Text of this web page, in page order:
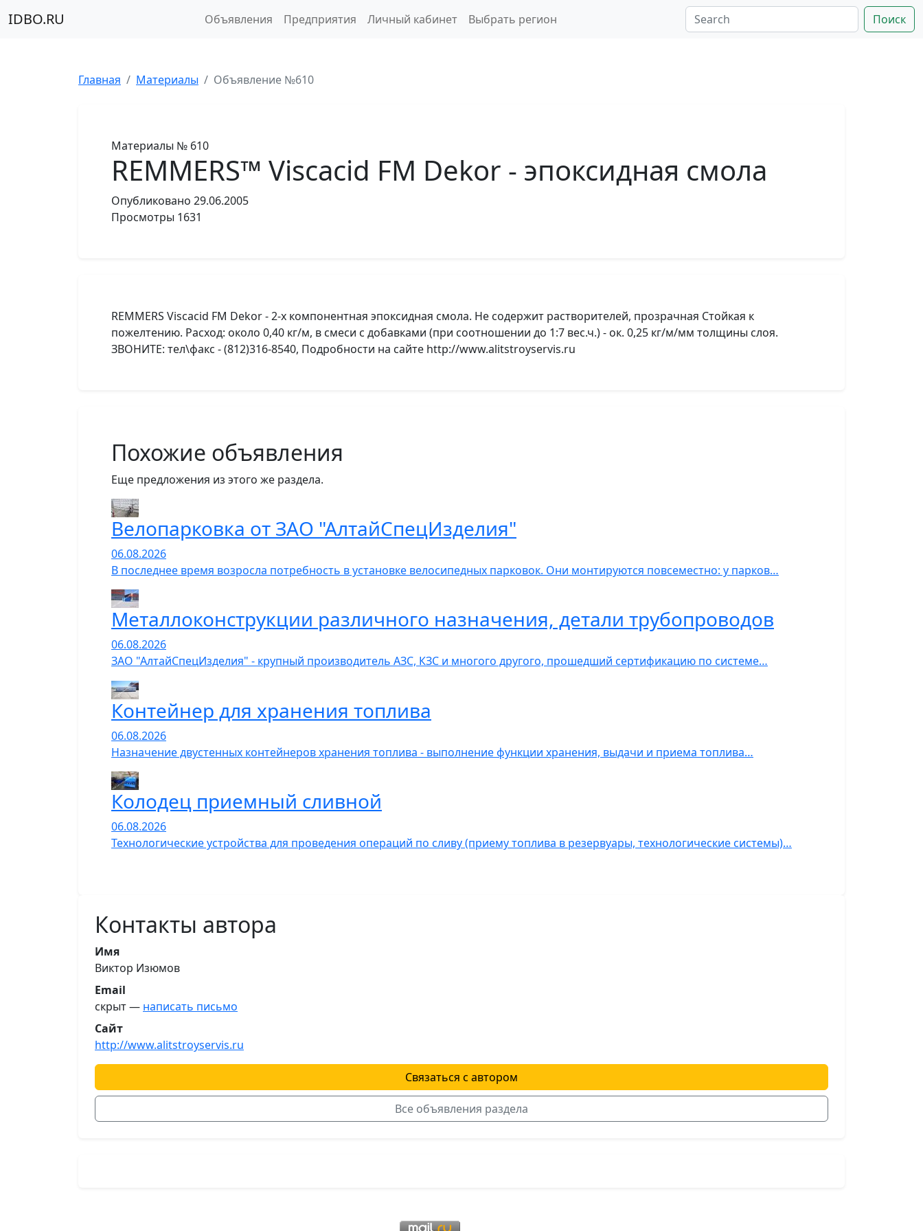
IDBO.RU Объявления Предприятия Личный кабинет Выбрать регион Поиск
Главная Материалы Объявление №610
Материалы № 610
REMMERS™ Viscacid FM Dekor - эпоксидная смола
Опубликовано 29.06.2005
Просмотры 1631
REMMERS Viscacid FM Dekor - 2-х компонентная эпоксидная смола. Не содержит растворителей, прозрачная Стойкая к
пожелтению. Расход: около 0,40 кг/м, в смеси с добавками (при соотношении до 1:7 вес.ч.) - ок. 0,25 кг/м/мм толщины слоя.
ЗВОНИТЕ: тел\факс - (812)316-8540, Подробности на сайте http://www.alitstroyservis.ru
Похожие объявления
Еще предложения из этого же раздела.
Велопарковка от ЗАО "АлтайСпецИзделия"
06.08.2026
В последнее время возросла потребность в установке велосипедных парковок. Они монтируются повсеместно: у парков…
Металлоконструкции различного назначения, детали трубопроводов
06.08.2026
ЗАО "АлтайСпецИзделия" - крупный производитель АЗС, КЗС и многого другого, прошедший сертификацию по системе…
Контейнер для хранения топлива
06.08.2026
Назначение двустенных контейнеров хранения топлива - выполнение функции хранения, выдачи и приема топлива…
Колодец приемный сливной
06.08.2026
Технологические устройства для проведения операций по сливу (приему топлива в резервуары, технологические системы)…
Контакты автора
Имя
Виктор Изюмов
Email
скрыт — написать письмо
Сайт
http://www.alitstroyservis.ru
Связаться с автором
Все объявления раздела